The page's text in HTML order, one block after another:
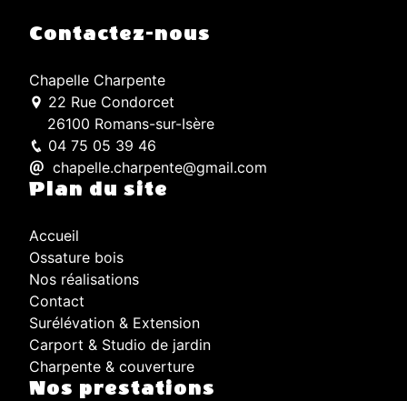
Contactez-nous
Chapelle Charpente
22 Rue Condorcet
26100 Romans-sur-Isère
04 75 05 39 46
chapelle.charpente@gmail.com
Plan du site
Accueil
Ossature bois
Nos réalisations
Contact
Surélévation & Extension
Carport & Studio de jardin
Charpente & couverture
Nos prestations